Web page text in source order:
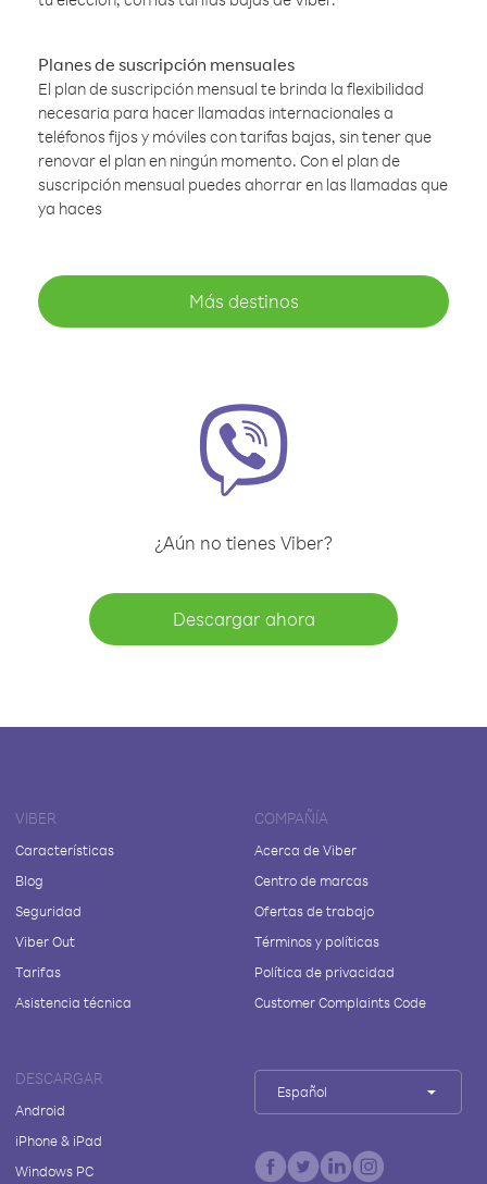
Planes de suscripción mensuales
El plan de suscripción mensual te brinda la flexibilidad
necesaria para hacer llamadas internacionales a
teléfonos fijos y móviles con tarifas bajas, sin tener que
renovar el plan en ningún momento. Con el plan de
suscripción mensual puedes ahorrar en las llamadas que
ya haces
Más destinos
¿Aún no tienes Viber?
Descargar ahora
VIBER
Características
Blog
Seguridad
Viber Out
Tarifas
Asistencia técnica
COMPAÑÍA
Acerca de Viber
Centro de marcas
Ofertas de trabajo
Términos y políticas
Política de privacidad
Customer Complaints Code
DESCARGAR
Android
iPhone & iPad
Windows PC
Español